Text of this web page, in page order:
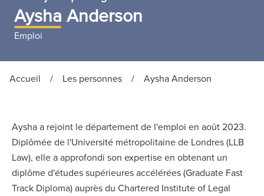
Aysha Anderson
Emploi
Accueil / Les personnes / Aysha Anderson
Aysha a rejoint le département de l'emploi en août 2023.
Diplômée de l'Université métropolitaine de Londres (LLB
Law), elle a approfondi son expertise en obtenant un
diplôme d'études supérieures accélérées (Graduate Fast
Track Diploma) auprès du Chartered Institute of Legal